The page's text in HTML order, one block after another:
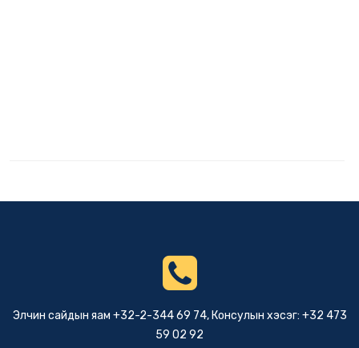
Элчин сайдын яам +32-2-344 69 74, Консулын хэсэг: +32 473
59 02 92